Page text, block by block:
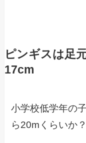
ピンギスは足
17cm
小学校低学年の
ら20mくらいか？